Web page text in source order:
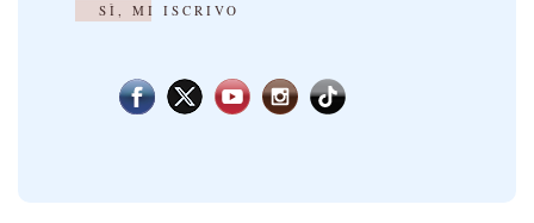
SÌ, MI ISCRIVO